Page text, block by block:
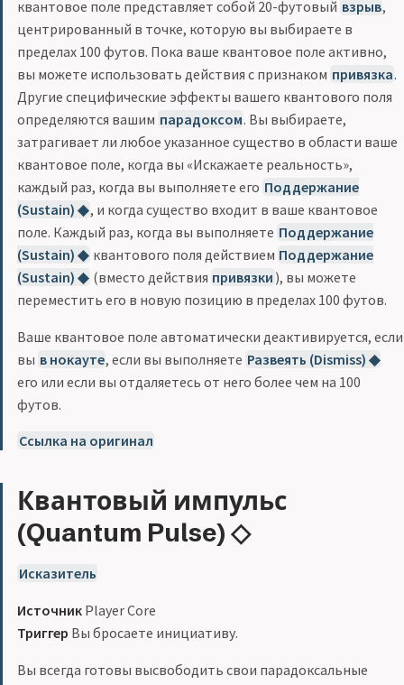
квантовое поле представляет собой 20-футовый взрыв,
центрированный в точке, которую вы выбираете в
пределах 100 футов. Пока ваше квантовое поле активно,
вы можете использовать действия с признаком привязка.
Другие специфические эффекты вашего квантового поля
определяются вашим парадоксом. Вы выбираете,
затрагивает ли любое указанное существо в области ваше
квантовое поле, когда вы «Искажаете реальность»,
каждый раз, когда вы выполняете его Поддержание
(Sustain) ◆, и когда существо входит в ваше квантовое
поле. Каждый раз, когда вы выполняете Поддержание
(Sustain) ◆ квантового поля действием Поддержание
(Sustain) ◆ (вместо действия привязки ), вы можете
переместить его в новую позицию в пределах 100 футов.
Ваше квантовое поле автоматически деактивируется, если
вы в нокауте, если вы выполняете Развеять (Dismiss) ◆
его или если вы отдаляетесь от него более чем на 100
футов.
Ссылка на оригинал
Квантовый импульс
(Quantum Pulse) ◇
Исказитель
Источник Player Core
Триггер Вы бросаете инициативу.
Вы всегда готовы высвободить свои парадоксальные